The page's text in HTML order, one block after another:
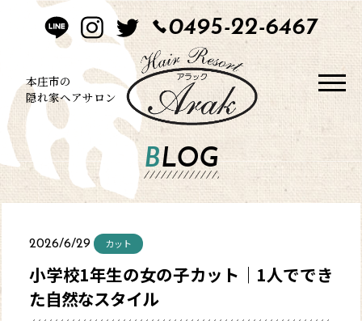
HOME
CONCEPT
STYLE
MENU
SALON
CONTACT
0495-22-6467
本庄市の
隠れ家ヘアサロン
BLOG
2026/6/29 カット
小学校1年生の女の子カット｜1人ででき
た自然なスタイル